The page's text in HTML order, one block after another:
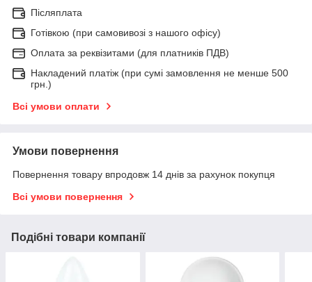
Післяплата
Готівкою (при самовивозі з нашого офісу)
Оплата за реквізитами (для платників ПДВ)
Накладений платіж (при сумі замовлення не менше 500
грн.)
Всі умови оплати
Умови повернення
Повернення товару впродовж 14 днів за рахунок покупця
Всі умови повернення
Подібні товари компанії